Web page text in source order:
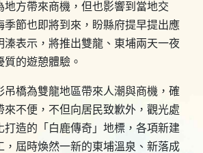
地方帶來商機，但也影響到當地交
季節也即將到來，盼縣府提早提出應
溱表示，將推出雙龍、東埔兩天一夜
的遊憩體驗。
吊橋為雙龍地區帶來人潮與商機，確
來不便，不但向居民致歉外，觀光處
打造的「白鹿傳奇」地標，各項新建
，屆時煥然一新的東埔溫泉、新落成